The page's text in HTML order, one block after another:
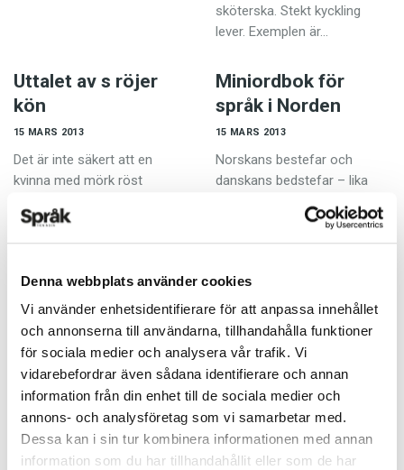
Denna webbplats använder cookies
Vi använder enhetsidentifierare för att anpassa innehållet
och annonserna till användarna, tillhandahålla funktioner
för sociala medier och analysera vår trafik. Vi
vidarebefordrar även sådana identifierare och annan
information från din enhet till de sociala medier och
annons- och analysföretag som vi samarbetar med.
Dessa kan i sin tur kombinera informationen med annan
information som du har tillhandahållit eller som de har
sköterska. Stekt kyckling
lever. Exemplen är…
Uttalet av s röjer
kön
15 MARS 2013
Det är inte säkert att en
kvinna med mörk röst
handlar nämligen mycket om
hur man uttalar bokstaven s.
Miniordbok för
språk i Norden
15 MARS 2013
Norskans bestefar och
danskans bedstefar – lika
Nordisk miniordbok kan man
söka ord på valfritt språk i
Sydsamiska får
hjälp av kbt
Nio personer har under ett år
fått hjälp att våga tala
sydsamiska på Samiskt
språkcentrum i Östersund. –
Allra schysstaste
sättet att stava
Sjyst är enligt Språkrådet
bästa sättet att stava det
adjektiv som också skrivs